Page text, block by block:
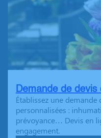
Demande de devis
Établissez une
personnalisées :
prévoyance… Devis en
engagement.